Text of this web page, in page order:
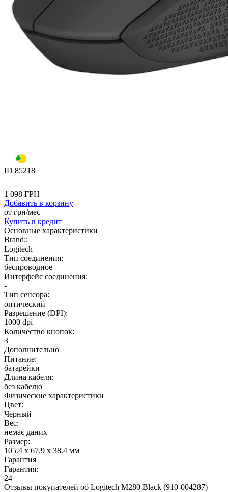
ID 85218
1 098 ГРН
Добавить в корзину
от грн/мес
Купить в кредит
Основные характеристики
Brand::
Logitech
Тип соединения:
беспроводное
Интерфейс соединения:
-
Тип сенсора:
оптический
Разрешение (DPI):
1000 dpi
Количество кнопок:
3
Дополнительно
Питание:
батарейки
Длина кабеля:
без кабелю
Физические характеристики
Цвет:
Черный
Вес:
немає даних
Размер:
105.4 х 67.9 х 38.4 мм
Гарантия
Гарантия:
24
Отзывы покупателей об Logitech M280 Black (910-004287)